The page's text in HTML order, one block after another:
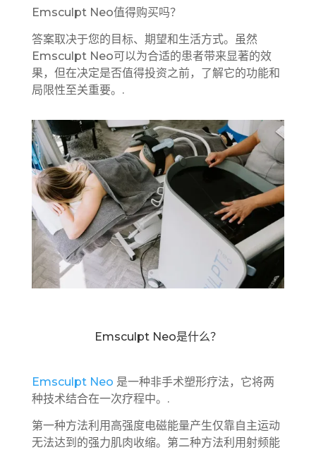
Emsculpt Neo值得购买吗？
答案取决于您的目标、期望和生活方式。虽然
Emsculpt Neo可以为合适的患者带来显著的效
果，但在决定是否值得投资之前，了解它的功能和
局限性至关重要。.
Emsculpt Neo是什么？
Emsculpt Neo 是一种非手术塑形疗法，它将两
种技术结合在一次疗程中。.
第一种方法利用高强度电磁能量产生仅靠自主运动
无法达到的强力肌肉收缩。第二种方法利用射频能